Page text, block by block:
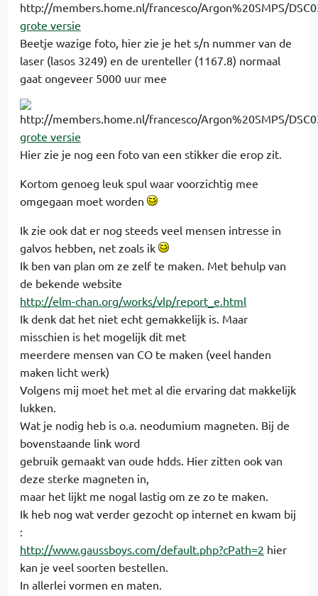
grote versie
Beetje wazige foto, hier zie je het s/n nummer van de
laser (lasos 3249) en de urenteller (1167.8) normaal
gaat ongeveer 5000 uur mee
grote versie
Hier zie je nog een foto van een stikker die erop zit.
Kortom genoeg leuk spul waar voorzichtig mee
omgegaan moet worden
Ik zie ook dat er nog steeds veel mensen intresse in
galvos hebben, net zoals ik
Ik ben van plan om ze zelf te maken. Met behulp van
de bekende website
http://elm-chan.org/works/vlp/report_e.html
Ik denk dat het niet echt gemakkelijk is. Maar
misschien is het mogelijk dit met
meerdere mensen van CO te maken (veel handen
maken licht werk)
Volgens mij moet het met al die ervaring dat makkelijk
lukken.
Wat je nodig heb is o.a. neodumium magneten. Bij de
bovenstaande link word
gebruik gemaakt van oude hdds. Hier zitten ook van
deze sterke magneten in,
maar het lijkt me nogal lastig om ze zo te maken.
Ik heb nog wat verder gezocht op internet en kwam bij
:
http://www.gaussboys.com/default.php?cPath=2 hier
kan je veel soorten bestellen.
In allerlei vormen en maten.